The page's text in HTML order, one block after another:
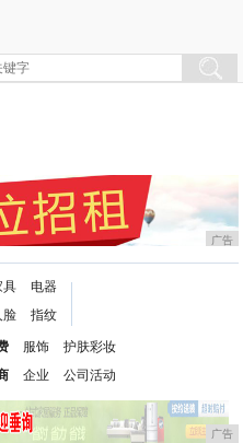
广告
具
脸
电器
指纹
服饰
企业
护肤彩妆
公司活动
广告